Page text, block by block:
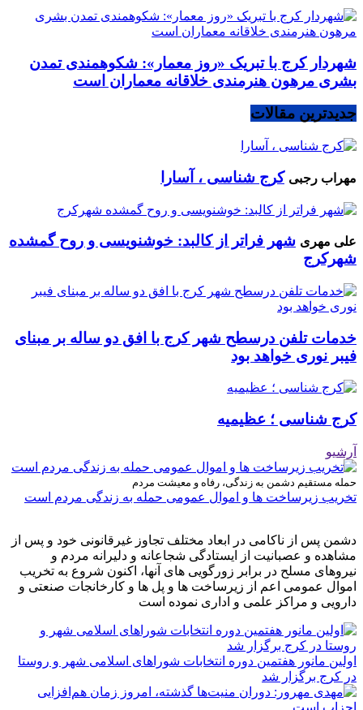
شهردار کرج با تبریک «روز معمار»: شکوهمندی تمدن
بشری مرهون هنرمندی خلاقانه معماران است
جدیدترین مقالات
مهراب رجبی کرج شناسی ، آسارا
علی مهری شهر فراتر از کالبد: خوشنویسی و روح گمشده
شهرکرج
خدمات تلفن درسطح شهر کرج با افق دو ساله بر مبنای
فیبر نوری خواهد بود
کرج شناسی ؛ عظیمیه
آرشیو
حمله مستقیم دشمن به زندگی، رفاه و معیشت مردم
تخریب زیرساخت ها و اموال عمومی حمله به زندگی مردم است
دشمن پس از ناکامی در ابعاد مختلف تجاوز غیرقانونی خود و پس از
مشاهده و عصبانیت از ایستادگی شجاعانه و دلیرانه مردم و
نیروهای مسلح در برابر زورگویی های آنها، اکنون شروع به تخریب
اموال عمومی اعم از زیرساخت ها و پل ها و کارخانجات صنعتی و
دارویی و مراکز علمی و اداری نموده است
اولین مانور هفتمین دوره انتخابات شوراهای اسلامی شهر و روستا
در کرج برگزار شد